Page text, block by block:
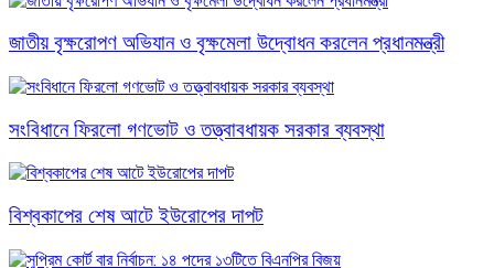
জাতীয় বৃক্ষরোপণ অভিযান ও বৃক্ষমেলা উদ্বোধন করলেন প্রধানমন্ত্রী
সংবিধানে ফিরলো গণভোট ও তত্ত্বাবধায়ক সরকার ব্যবস্থা
বিশ্বকাপের শেষ আটে ইউরোপের দাপট